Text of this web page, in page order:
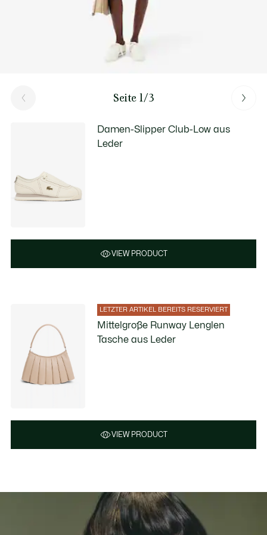
Seite 1/3
Damen-Slipper Club-Low aus
Leder
VIEW PRODUCT
LETZTER ARTIKEL BEREITS RESERVIERT
Mittelgroße Runway Lenglen
Tasche aus Leder
VIEW PRODUCT